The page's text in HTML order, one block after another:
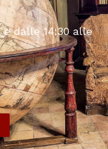
e dalle 14:30 alle